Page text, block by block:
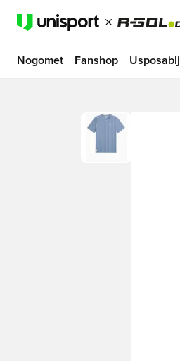
Nogomet Fanshop